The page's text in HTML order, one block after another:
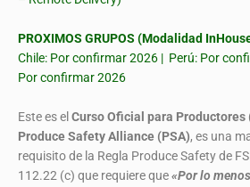
PROXIMOS GRUPOS (Modalidad
Chile: Por confirmar 2026 | Perú: Por
Por confirmar 2026
Este es el Curso Oficial para Productores
Produce Safety Alliance (PSA), es una
requisito de la Regla Produce Safety de
112.22 (c) que requiere que«Por lo